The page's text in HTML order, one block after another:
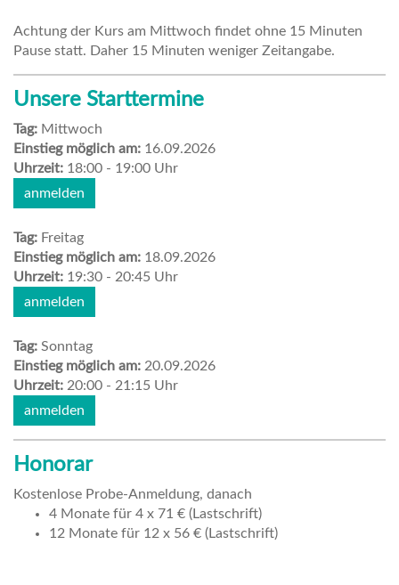
Achtung der Kurs am Mittwoch findet ohne 15 Minuten
Pause statt. Daher 15 Minuten weniger Zeitangabe.
Unsere Starttermine
Tag: Mittwoch
Einstieg möglich am: 16.09.2026
Uhrzeit: 18:00 - 19:00 Uhr
anmelden
Tag: Freitag
Einstieg möglich am: 18.09.2026
Uhrzeit: 19:30 - 20:45 Uhr
anmelden
Tag: Sonntag
Einstieg möglich am: 20.09.2026
Uhrzeit: 20:00 - 21:15 Uhr
anmelden
Honorar
Kostenlose Probe-Anmeldung, danach
4 Monate für 4 x 71 € (Lastschrift)
12 Monate für 12 x 56 € (Lastschrift)